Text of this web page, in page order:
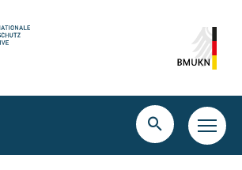
Suche
öffnen